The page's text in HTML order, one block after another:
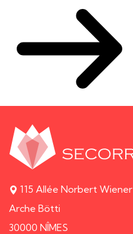
115 Allée Norbert Wiener
Arche Bötti
30000 NÎMES